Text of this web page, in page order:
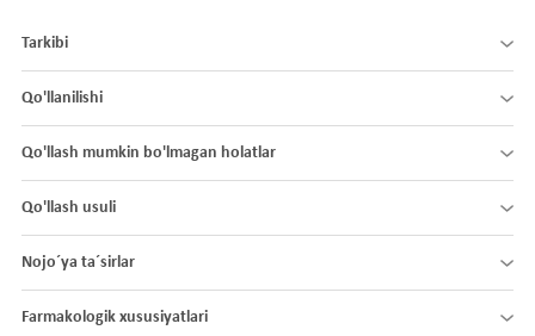
Tarkibi
Qo'llanilishi
Qo'llash mumkin bo'lmagan holatlar
Qo'llash usuli
Nojo´ya ta´sirlar
Farmakologik xususiyatlari